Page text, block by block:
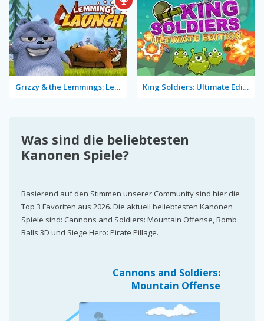
Grizzy & the Lemmings: Lemmings Launch King Soldiers: Ultimate Edition
Was sind die beliebtesten
Kanonen Spiele?
Basierend auf den Stimmen unserer Community sind hier die
Top 3 Favoriten aus 2026. Die aktuell beliebtesten Kanonen
Spiele sind: Cannons and Soldiers: Mountain Offense, Bomb
Balls 3D und Siege Hero: Pirate Pillage.
Cannons and Soldiers:
Mountain Offense